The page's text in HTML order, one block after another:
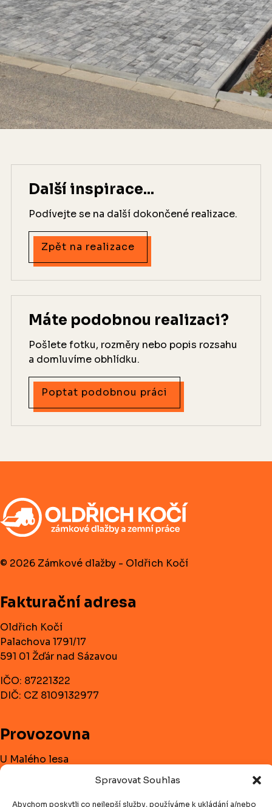
Spravovat Souhlas
Abychom poskytli co nejlepší služby, používáme k ukládání a/nebo
Další inspirace...
Podívejte se na další dokončené realizace.
Zpět na realizace
Máte podobnou realizaci?
Pošlete fotku, rozměry nebo popis rozsahu
a domluvíme obhlídku.
Poptat podobnou práci
© 2026 Zámkové dlažby - Oldřich Kočí
Fakturační adresa
Oldřich Kočí
Palachova 1791/17
591 01 Žďár nad Sázavou
IČO: 87221322
DIČ: CZ 8109132977
Provozovna
U Malého lesa
591 01 Žďár nad Sázavou
Telefon:+420 732 182 728